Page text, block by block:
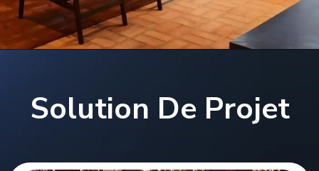
Solution De Projet